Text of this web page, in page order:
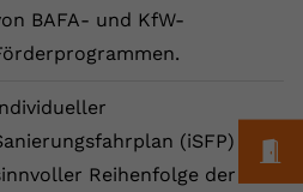
BAFA- und KfW-
(iSFP) mit
Reihenfolge der
device-id